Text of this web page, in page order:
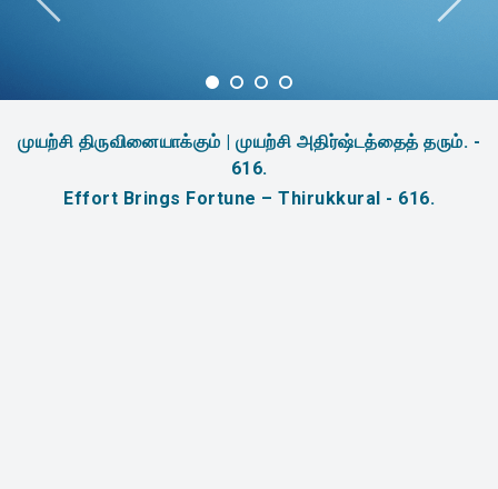
முயற்சி திருவினையாக்கும் | முயற்சி அதிர்ஷ்டத்தைத் தரும். -
616.
Effort Brings Fortune – Thirukkural - 616.